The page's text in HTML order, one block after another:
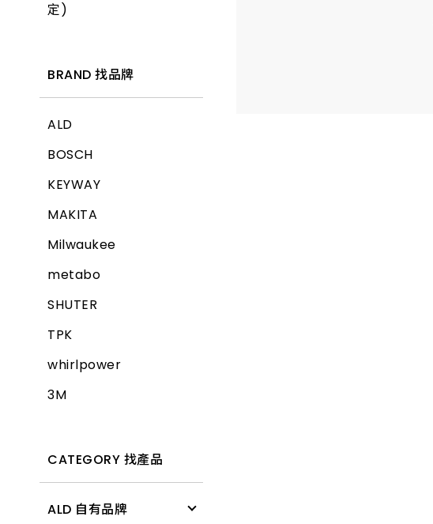
定)
BRAND 找品牌
ALD
BOSCH
KEYWAY
MAKITA
Milwaukee
metabo
SHUTER
TPK
whirlpower
3M
CATEGORY 找產品
ALD 自有品牌